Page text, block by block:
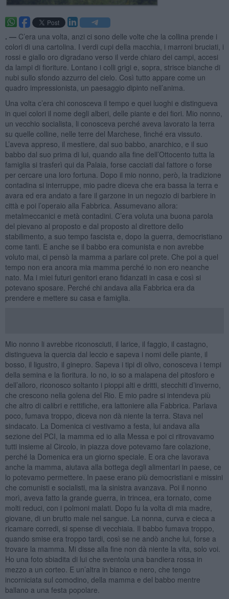
. — C’era una volta, anzi ci sono delle volte che la collina prende i
colori di una cartolina. I verdi cupi della macchia, i marroni bruciati, i
rossi e giallo oro digradano verso il verde chiaro dei campi, accesi
da lampi di fioriture. Lontano i colli grigi e, sopra, strisce bianche di
nubi sullo sfondo azzurro del cielo. Così tutto appare come un
quadro impressionista, un paesaggio dipinto nell’anima.
Una volta c’era chi conosceva il tempo e quei luoghi e distingueva
in quei colori il nome degli alberi, delle piante e dei fiori. Mio nonno,
un vecchio socialista, li conosceva perché aveva lavorato la terra
su quelle colline, nelle terre del Marchese, finché era vissuto.
L’aveva appreso, il mestiere, dal suo babbo, anarchico, e il suo
babbo dal suo prima di lui, quando alla fine dell’Ottocento tutta la
famiglia si trasferì qui da Palaia, forse cacciati dal fattore o forse
per cercare una loro fortuna. Dopo il mio nonno, però, la tradizione
contadina si interruppe, mio padre diceva che era bassa la terra e
avara ed era andato a fare il garzone in un negozio di barbiere in
città e poi l’operaio alla Fabbrica. Assumevano allora:
metalmeccanici e metà contadini. C’era voluta una buona parola
del pievano al proposto e dal proposto al direttore dello
stabilimento, a suo tempo fascista e, dopo la guerra, democristiano
come tanti. E anche se il babbo era comunista e non avrebbe
voluto mai, ci pensò la mamma a parlare col prete. Che poi a quel
tempo non era ancora mia mamma perché io non ero neanche
nato. Ma i miei futuri genitori erano fidanzati in casa e così si
potevano sposare. Perché chi andava alla Fabbrica era da
prendere e mettere su casa e famiglia.
Mio nonno li avrebbe riconosciuti, il larice, il faggio, il castagno,
distingueva la quercia dal leccio e sapeva i nomi delle piante, il
bosso, il ligustro, il ginepro. Sapeva i tipi di olivo, conosceva i tempi
della semina e la fioritura. Io no, io so a malapena del pitosforo e
dell’alloro, riconosco soltanto i pioppi alti e dritti, stecchiti d’inverno,
che crescono nella golena del Rio. E mio padre si intendeva più
che altro di calibri e rettifiche, era lattoniere alla Fabbrica. Parlava
poco, fumava troppo, diceva non dà niente la terra. Stava nel
sindacato. La Domenica ci vestivamo a festa, lui andava alla
sezione del PCI, la mamma ed io alla Messa e poi ci ritrovavamo
tutti insieme al Circolo, in piazza dove potevamo fare colazione,
perché la Domenica era un giorno speciale. E ora che lavorava
anche la mamma, aiutava alla bottega degli alimentari in paese, ce
lo potevamo permettere. In paese erano più democristiani e missini
che comunisti e socialisti, ma la sinistra avanzava. Poi il nonno
morì, aveva fatto la grande guerra, in trincea, era tornato, come
molti reduci, con i polmoni malati. Dopo fu la volta di mia madre,
giovane, di un brutto male nel sangue. La nonna, curva e cieca a
ricamare corredi, si spense di vecchiaia. Il babbo fumava troppo,
quando smise era troppo tardi, così se ne andò anche lui, forse a
trovare la mamma. Mi disse alla fine non dà niente la vita, solo voi.
Ho una foto sbiadita di lui che sventola una bandiera rossa in
mezzo a un corteo. E un’altra in bianco e nero, che tengo
incorniciata sul comodino, della mamma e del babbo mentre
ballano a una festa popolare.